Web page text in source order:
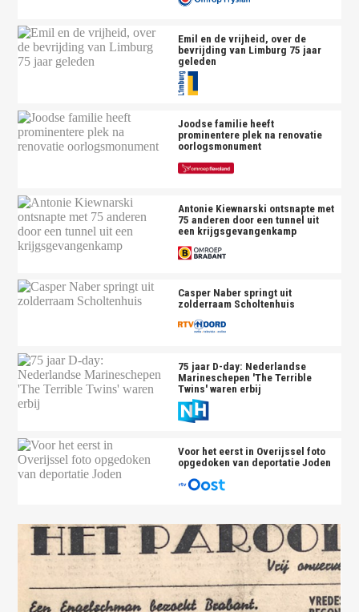
Emil en de vrijheid, over de
bevrijding van Limburg 75 jaar
geleden
Joodse familie heeft
prominentere plek na renovatie
oorlogsmonument
Antonie Kiewnarski ontsnapte met
75 anderen door een tunnel uit
een krijgsgevangenkamp
Casper Naber springt uit
zolderraam Scholtenhuis
75 jaar D-day: Nederlandse
Marineschepen 'The Terrible
Twins' waren erbij
Voor het eerst in Overijssel foto
opgedoken van deportatie Joden